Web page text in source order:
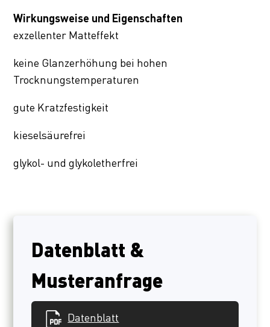
Wirkungsweise und Eigenschaften
exzellenter Matteffekt
keine Glanzerhöhung bei hohen
Trocknungstemperaturen
gute Kratzfestigkeit
kieselsäurefrei
glykol- und glykoletherfrei
Datenblatt &
Musteranfrage
Datenblatt